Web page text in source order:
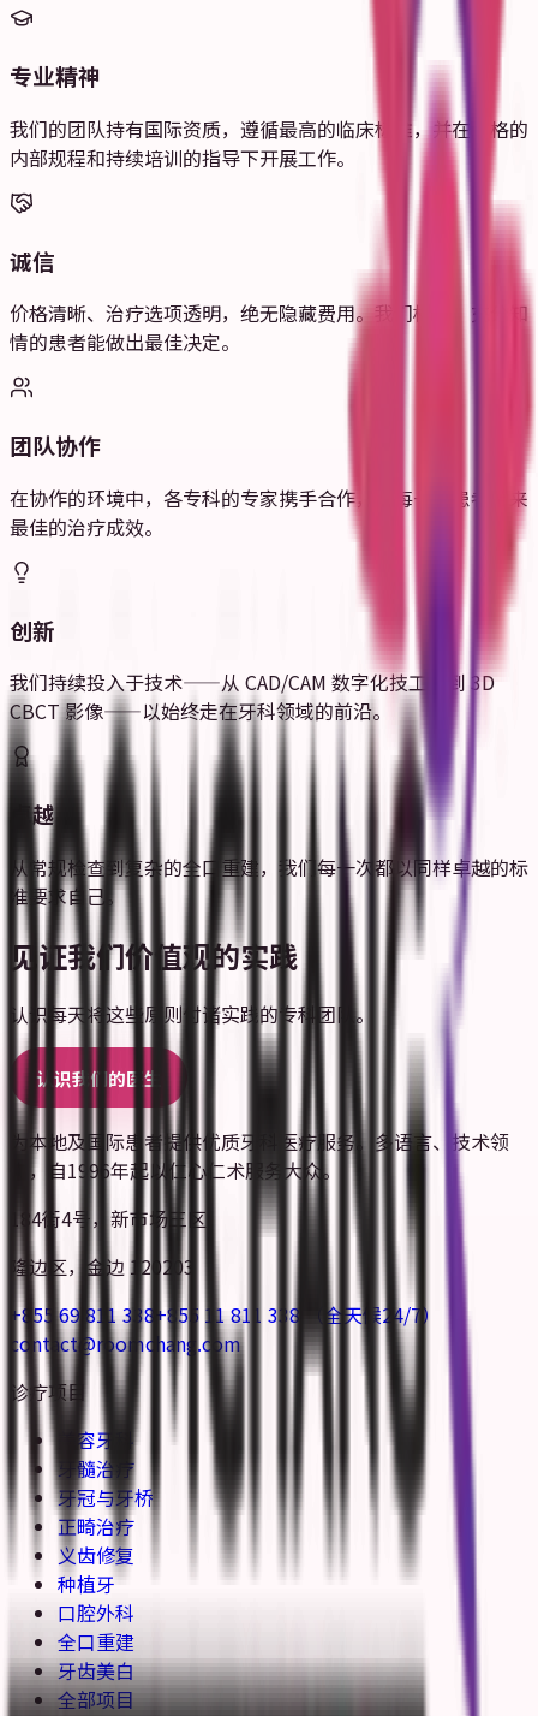
专业精神
我们的团队持有国际资质，遵循最高的临床标准，并在严格的
内部规程和持续培训的指导下开展工作。
诚信
价格清晰、治疗选项透明，绝无隐藏费用。我们相信，充分知
情的患者能做出最佳决定。
团队协作
在协作的环境中，各专科的专家携手合作，为每一位患者带来
最佳的治疗成效。
创新
我们持续投入于技术——从 CAD/CAM 数字化技工室到 3D
CBCT 影像——以始终走在牙科领域的前沿。
卓越
从常规检查到复杂的全口重建，我们每一次都以同样卓越的标
准要求自己。
见证我们价值观的实践
认识每天将这些原则付诸实践的专科团队。
认识我们的医生
为本地及国际患者提供优质牙科医疗服务。多语言、技术领
先，自1996年起以仁心仁术服务大众。
184街4号，新市场三区
隆边区，金边 120203
+855 69 811 338 +855 11 811 338
（全天候24/7）
contact@roomchang.com
诊疗项目
美容牙科
牙髓治疗
牙冠与牙桥
正畸治疗
义齿修复
种植牙
口腔外科
全口重建
牙齿美白
全部项目